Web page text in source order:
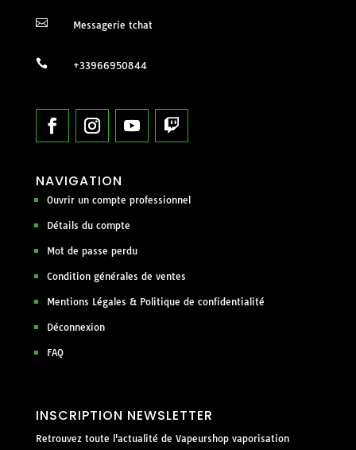
 Messagerie tchat
 +33966950844
NAVIGATION
Ouvrir un compte professionnel
Détails du compte
Mot de passe perdu
Condition générales de ventes
Mentions Légales & Politique de confidentialité
Déconnexion
FAQ
INSCRIPTION NEWSLETTER
Retrouvez toute l'actualité de Vapeurshop vaporisation